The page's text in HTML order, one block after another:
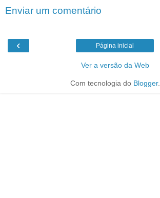
Enviar um comentário
‹ Página inicial
Ver a versão da Web
Com tecnologia do Blogger.